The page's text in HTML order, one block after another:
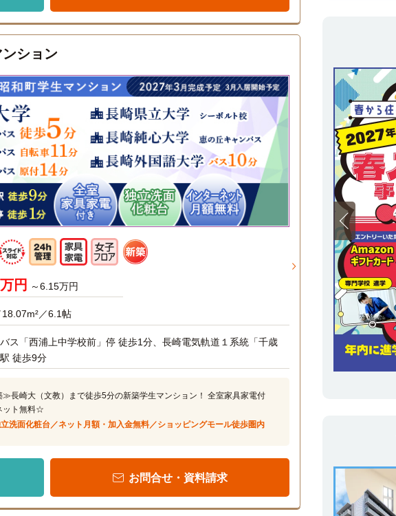
ンション
円 ～6.15万円
18.07m²／6.1帖
ス「西浦上中学校前」停 徒歩1分、長崎電気軌道１系統「千歳
徒歩9分
長崎大（文教）まで徒歩5分の新築学生マンション！ 全室家具家電付
ット無料☆
洗面化粧台／ネット月額・加入金無料／ショッピングモール徒歩圏内
お問合せ・資料請求